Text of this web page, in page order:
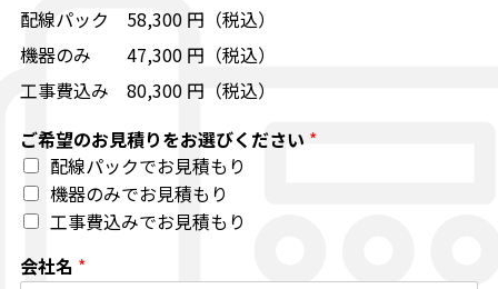
配線パック 58,300 円（税込）
機器のみ 47,300 円（税込）
工事費込み 80,300 円（税込）
ご希望のお見積りをお選びください *
配線パックでお見積もり
機器のみでお見積もり
工事費込みでお見積もり
会社名 *